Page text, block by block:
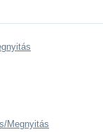
Megnyitás